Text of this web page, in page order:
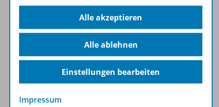
Informationen
Spar-Pakete
Alle akzeptieren
Alle ablehnen
Einstellungen bearbeiten
Impressum